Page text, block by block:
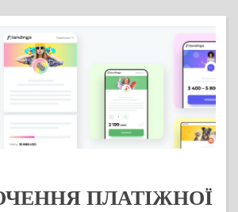
ПЛАТІЖНОЇ